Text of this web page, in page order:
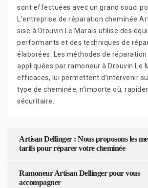
sont effectuées avec un grand souci
L’entreprise de réparation cheminée
sise à Drouvin Le Marais utilise des
performants et des techniques de
élaborées. Les méthodes de
appliquées par ramoneur à Drouvin Le
efficaces, lui permettent d’intervenir
type de cheminée, n’importe où,
sécuritaire.
Artisan Dellinger : Nous proposons les
tarifs pour réparer votre cheminée
Ramoneur Artisan Dellinger pour vous
accompagner